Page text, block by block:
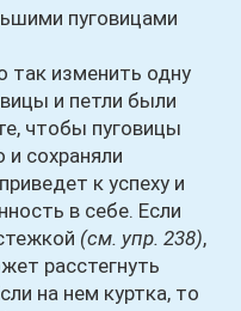
пуговицами
изменить одну
и петли были
чтобы пуговицы
сохраняли
к успеху и
в себе. Если
(см. упр. 238),
расстегнуть
на нем куртка, то